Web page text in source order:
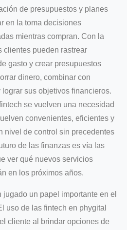
de presupuestos y planes
en la toma decisiones
mientras compran. Con la
clientes pueden rastrear
gasto y crear presupuestos
dinero, combinar con
sus objetivos financieros.
se vuelven una necesidad
convenientes, eficientes y
nivel de control sin precedentes
de las finanzas es vía las
ver qué nuevos servicios
en los próximos años.
un papel importante en el
uso de las fintech en phygital
cliente al brindar opciones de